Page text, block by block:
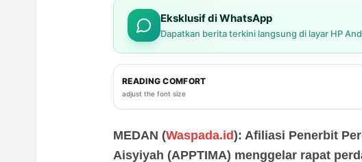
Eksklusif di WhatsApp
Dapatkan berita terkini langsung di layar HP
READING COMFORT
adjust the font size
MEDAN (Waspada.id): Afiliasi Penerbit
Aisyiyah (APPTIMA) menggelar rapat